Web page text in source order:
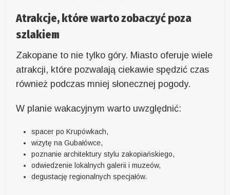
Atrakcje, które warto zobaczyć poza
szlakiem
Zakopane to nie tylko góry. Miasto oferuje wiele
atrakcji, które pozwalają ciekawie spędzić czas
również podczas mniej słonecznej pogody.
W planie wakacyjnym warto uwzględnić:
spacer po Krupówkach,
wizytę na Gubałówce,
poznanie architektury stylu zakopiańskiego,
odwiedzenie lokalnych galerii i muzeów,
degustację regionalnych specjałów.